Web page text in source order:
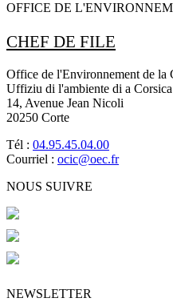
OFFICE DE
CHEF DE FILE
Office de l'Environnement de la
Uffiziu di l'ambiente di a Corsica
14, Avenue Jean Nicoli
20250 Corte
Tél : 04.95.45.04.00
Courriel : ocic@oec.fr
NOUS SUIVRE
NEWSLETTER